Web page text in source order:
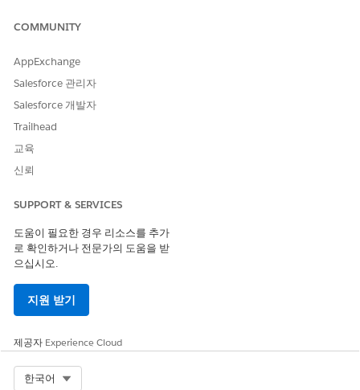
관리자로 로그인합니다.
Version}/connect/voice/aws-account/phone-number/r
요청 페이로드에서 새 전화 번호를 입력합니다. 필요한 형식은
전화 번호 요구 사항
API를 트리거하면 조직의 모든 관리자에게 전화 번호 변경 요청
전화번호를 업데이트한 후 이를 사용하여 AWS 계정에 로그인할 수
있습니다.
COMMUNITY
AppExchange
Salesforce 관리자
Salesforce 개발자
Trailhead
교육
신뢰
SUPPORT & SERVICES
도움이 필요한 경우 리소스를 추가
로 확인하거나 전문가의 도움을 받
으십시오.
지원 받기
제공자 Experience Cloud
한국어